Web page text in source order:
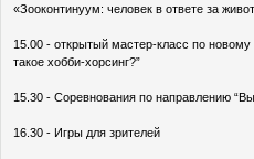
«Зооконтинуум: человек в ответе за
15.00 - открытый мастер-класс по новому
такое хобби-хорсинг?”
15.30 - Соревнования по направлению
16.30 - Игры для зрителей